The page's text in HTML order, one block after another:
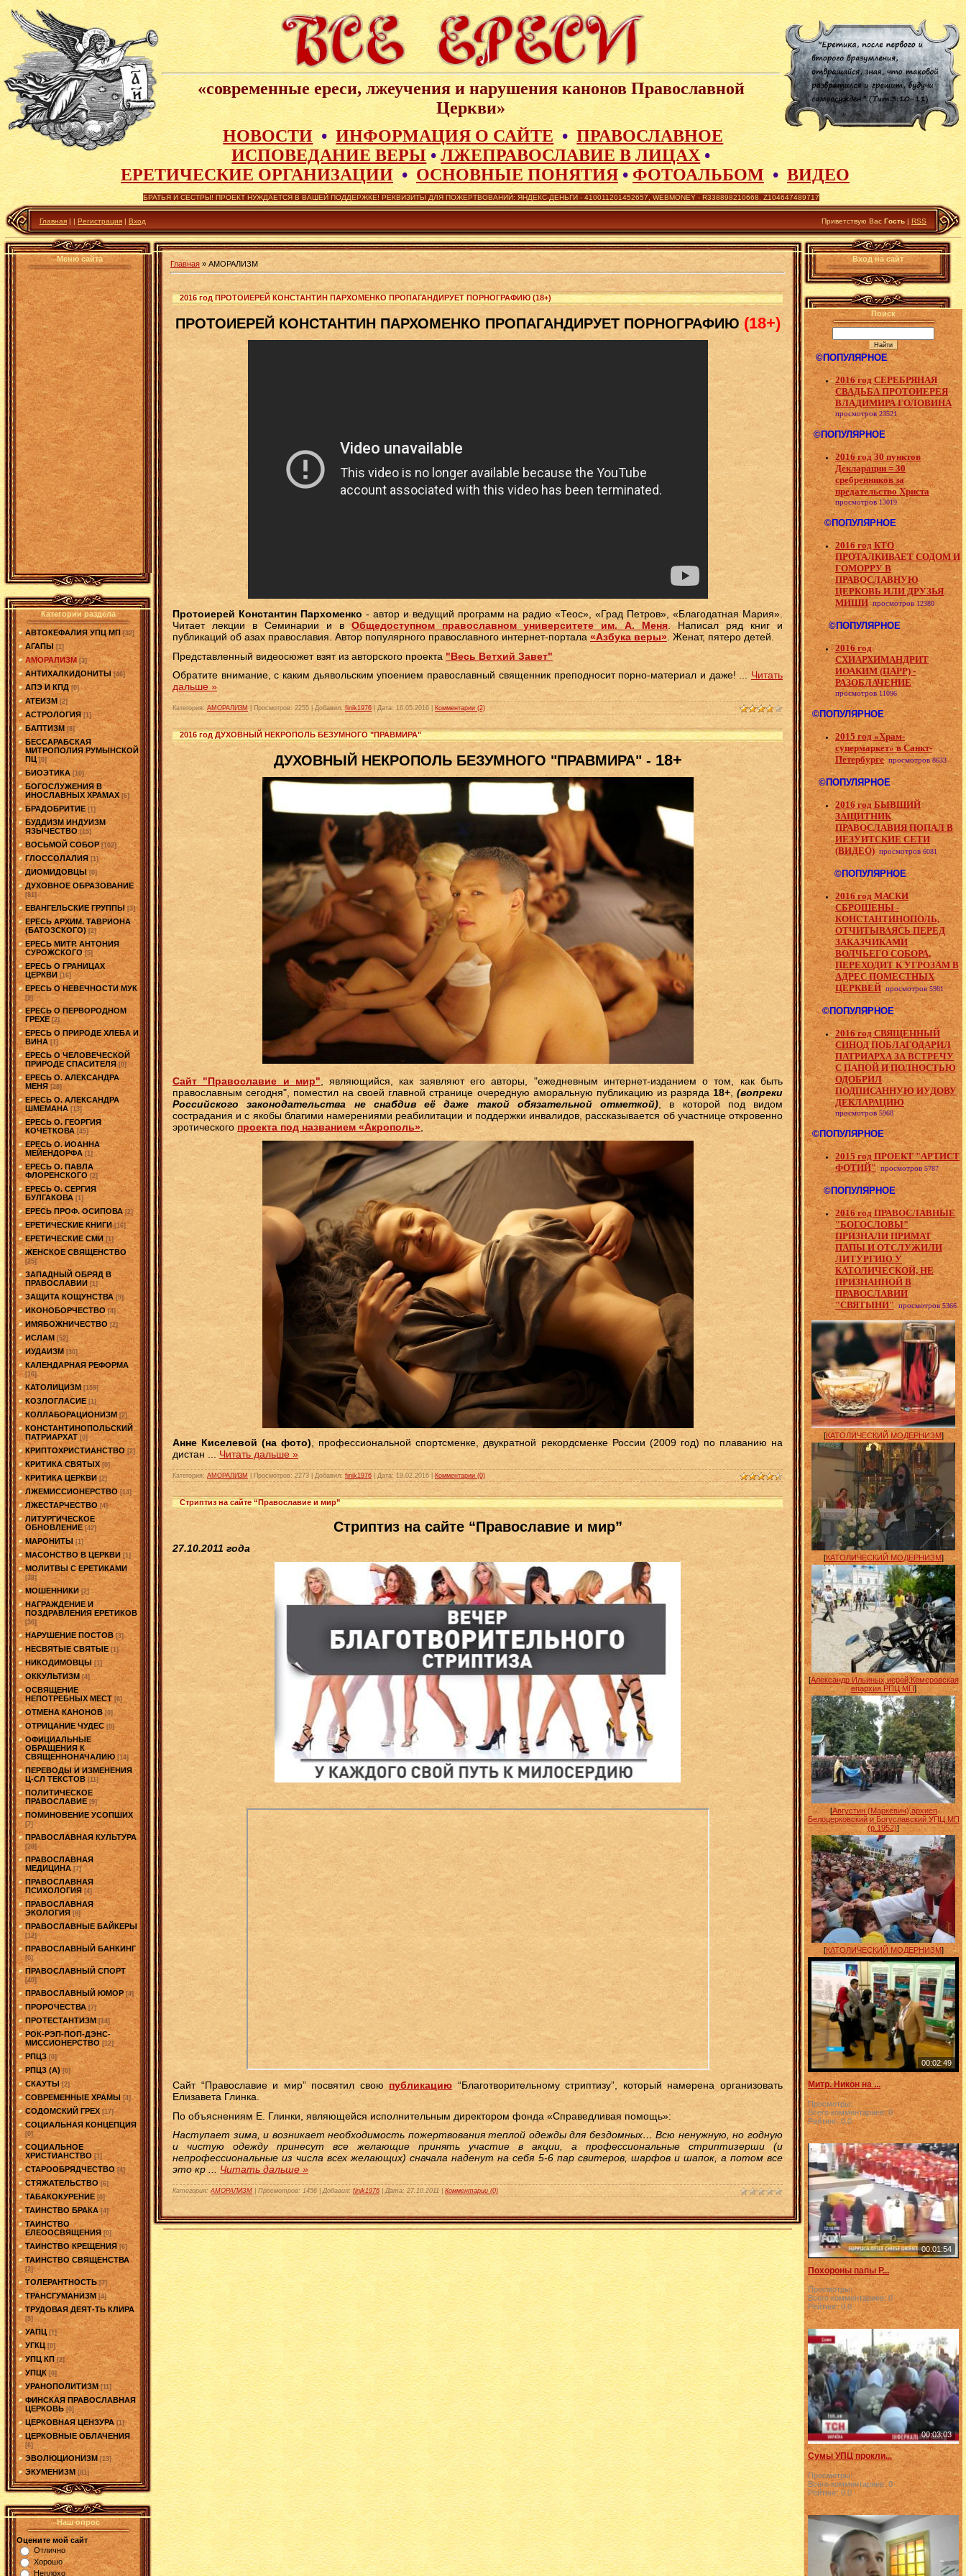
«современные ереси, лжеучения и нарушения канонов Православной
Церкви»
НОВОСТИ• ИНФОРМАЦИЯ О САЙТЕ • ПРАВОСЛАВНОЕ
ИСПОВЕДАНИЕ ВЕРЫ•ЛЖЕПРАВОСЛАВИЕ В ЛИЦАХ•
ЕРЕТИЧЕСКИЕ ОРГАНИЗАЦИИ •ОСНОВНЫЕ ПОНЯТИЯ• ФОТОАЛЬБОМ• ВИДЕО
БРАТЬЯ И СЕСТРЫ! ПРОЕКТ НУЖДАЕТСЯ В ВАШЕЙ ПОДДЕРЖКЕ! РЕКВИЗИТЫ ДЛЯ ПОЖЕРТВОВАНИЙ: ЯНДЕКС-ДЕНЬГИ - 410011201452657, WEBMONEY - R338898210668, Z104647489717
Главная | | Регистрация | Вход Приветствую Вас Гость | RSS
Меню сайта
Категории раздела
АВТОКЕФАЛИЯ УПЦ МП [32]
АГАПЫ [1]
АМОРАЛИЗМ [3]
АНТИХАЛКИДОНИТЫ [46]
АПЭ И КПД [0]
АТЕИЗМ [2]
АСТРОЛОГИЯ [1]
БАПТИЗМ [8]
БЕССАРАБСКАЯ
МИТРОПОЛИЯ РУМЫНСКОЙ
ПЦ [0]
БИОЭТИКА [10]
БОГОСЛУЖЕНИЯ В
ИНОСЛАВНЫХ ХРАМАХ [6]
БРАДОБРИТИЕ [1]
БУДДИЗМ ИНДУИЗМ
ЯЗЫЧЕСТВО [15]
ВОСЬМОЙ СОБОР [102]
ГЛОССОЛАЛИЯ [1]
ДИОМИДОВЦЫ [0]
ДУХОВНОЕ ОБРАЗОВАНИЕ
[81]
ЕВАНГЕЛЬСКИЕ ГРУППЫ [3]
ЕРЕСЬ АРХИМ. ТАВРИОНА
(БАТОЗСКОГО) [2]
ЕРЕСЬ МИТР. АНТОНИЯ
СУРОЖСКОГО [5]
ЕРЕСЬ О ГРАНИЦАХ
ЦЕРКВИ [16]
ЕРЕСЬ О НЕВЕЧНОСТИ МУК
[9]
ЕРЕСЬ О ПЕРВОРОДНОМ
ГРЕХЕ [2]
ЕРЕСЬ О ПРИРОДЕ ХЛЕБА И
ВИНА [1]
ЕРЕСЬ О ЧЕЛОВЕЧЕСКОЙ
ПРИРОДЕ СПАСИТЕЛЯ [0]
ЕРЕСЬ О. АЛЕКСАНДРА
МЕНЯ [28]
ЕРЕСЬ О. АЛЕКСАНДРА
ШМЕМАНА [13]
ЕРЕСЬ О. ГЕОРГИЯ
КОЧЕТКОВА [45]
ЕРЕСЬ О. ИОАННА
МЕЙЕНДОРФА [1]
ЕРЕСЬ О. ПАВЛА
ФЛОРЕНСКОГО [2]
ЕРЕСЬ О. СЕРГИЯ
БУЛГАКОВА [1]
ЕРЕСЬ ПРОФ. ОСИПОВА [2]
ЕРЕТИЧЕСКИЕ КНИГИ [16]
ЕРЕТИЧЕСКИЕ СМИ [1]
ЖЕНСКОЕ СВЯЩЕНСТВО
[25]
ЗАПАДНЫЙ ОБРЯД В
ПРАВОСЛАВИИ [1]
ЗАЩИТА КОЩУНСТВА [9]
ИКОНОБОРЧЕСТВО [4]
ИМЯБОЖНИЧЕСТВО [2]
ИСЛАМ [52]
ИУДАИЗМ [30]
КАЛЕНДАРНАЯ РЕФОРМА
[16]
КАТОЛИЦИЗМ [159]
КОЗЛОГЛАСИЕ [1]
КОЛЛАБОРАЦИОНИЗМ [2]
КОНСТАНТИНОПОЛЬСКИЙ
ПАТРИАРХАТ [0]
КРИПТОХРИСТИАНСТВО [2]
КРИТИКА СВЯТЫХ [0]
КРИТИКА ЦЕРКВИ [2]
ЛЖЕМИССИОНЕРСТВО [14]
ЛЖЕСТАРЧЕСТВО [4]
ЛИТУРГИЧЕСКОЕ
ОБНОВЛЕНИЕ [42]
МАРОНИТЫ [1]
МАСОНСТВО В ЦЕРКВИ [1]
МОЛИТВЫ С ЕРЕТИКАМИ
[38]
МОШЕННИКИ [2]
НАГРАЖДЕНИЕ И
ПОЗДРАВЛЕНИЯ ЕРЕТИКОВ
[36]
НАРУШЕНИЕ ПОСТОВ [3]
НЕСВЯТЫЕ СВЯТЫЕ [1]
НИКОДИМОВЦЫ [1]
ОККУЛЬТИЗМ [4]
ОСВЯЩЕНИЕ
НЕПОТРЕБНЫХ МЕСТ [6]
ОТМЕНА КАНОНОВ [0]
ОТРИЦАНИЕ ЧУДЕС [0]
ОФИЦИАЛЬНЫЕ
ОБРАЩЕНИЯ К
СВЯЩЕННОНАЧАЛИЮ [14]
ПЕРЕВОДЫ И ИЗМЕНЕНИЯ
Ц-СЛ ТЕКСТОВ [11]
ПОЛИТИЧЕСКОЕ
ПРАВОСЛАВИЕ [9]
ПОМИНОВЕНИЕ УСОПШИХ
[7]
ПРАВОСЛАВНАЯ КУЛЬТУРА
[28]
ПРАВОСЛАВНАЯ
МЕДИЦИНА [7]
ПРАВОСЛАВНАЯ
ПСИХОЛОГИЯ [4]
ПРАВОСЛАВНАЯ
ЭКОЛОГИЯ [8]
ПРАВОСЛАВНЫЕ БАЙКЕРЫ
[12]
ПРАВОСЛАВНЫЙ БАНКИНГ
[0]
ПРАВОСЛАВНЫЙ СПОРТ
[40]
ПРАВОСЛАВНЫЙ ЮМОР [4]
ПРОРОЧЕСТВА [7]
ПРОТЕСТАНТИЗМ [14]
РОК-РЭП-ПОП-ДЭНС-
МИССИОНЕРСТВО [12]
РПЦЗ [0]
РПЦЗ (А) [0]
СКАУТЫ [2]
СОВРЕМЕННЫЕ ХРАМЫ [4]
СОДОМСКИЙ ГРЕХ [17]
СОЦИАЛЬНАЯ КОНЦЕПЦИЯ
[0]
СОЦИАЛЬНОЕ
ХРИСТИАНСТВО [1]
СТАРООБРЯДЧЕСТВО [4]
СТЯЖАТЕЛЬСТВО [6]
ТАБАКОКУРЕНИЕ [0]
ТАИНСТВО БРАКА [4]
ТАИНСТВО
ЕЛЕООСВЯЩЕНИЯ [0]
ТАИНСТВО КРЕЩЕНИЯ [6]
ТАИНСТВО СВЯЩЕНСТВА
[2]
ТОЛЕРАНТНОСТЬ [7]
ТРАНСГУМАНИЗМ [4]
ТРУДОВАЯ ДЕЯТ-ТЬ КЛИРА
[5]
УАПЦ [1]
УГКЦ [0]
УПЦ КП [2]
УПЦК [0]
УРАНОПОЛИТИЗМ [11]
ФИНСКАЯ ПРАВОСЛАВНАЯ
ЦЕРКОВЬ [0]
ЦЕРКОВНАЯ ЦЕНЗУРА [1]
ЦЕРКОВНЫЕ ОБЛАЧЕНИЯ
[6]
ЭВОЛЮЦИОНИЗМ [13]
ЭКУМЕНИЗМ [81]
Наш опрос
Оцените мой сайт
Отлично
Хорошо
Неплохо
Главная » АМОРАЛИЗМ
2016 год ПРОТОИЕРЕЙ КОНСТАНТИН ПАРХОМЕНКО ПРОПАГАНДИРУЕТ ПОРНОГРАФИЮ (18+)
ПРОТОИЕРЕЙ КОНСТАНТИН ПАРХОМЕНКО ПРОПАГАНДИРУЕТ ПОРНОГРАФИЮ (18+)
Протоиерей Константин Пархоменко - автор и ведущий программ на радио «Теос», «Град Петров», «Благодатная Мария».
Читает лекции в Семинарии и вОбщедоступном православном университете им. А. Меня. Написал ряд книг и
публикаций об азах православия. Автор популярного православного интернет-портала «Азбука веры» . Женат, пятеро детей.
Представленный видеосюжет взят из авторского проекта "Весь Ветхий Завет"
Обратите внимание, с каким дьявольским упоением православный священник преподносит порно-материал и даже! ... Читать
дальше »
Категория: АМОРАЛИЗМ Просмотров: 2255 |Добавил: finik1976 Дата: 16.05.2016 Комментарии (2)
2016 год ДУХОВНЫЙ НЕКРОПОЛЬ БЕЗУМНОГО "ПРАВМИРА"
ДУХОВНЫЙ НЕКРОПОЛЬ БЕЗУМНОГО "ПРАВМИРА" - 18+
Сайт "Православие и мир" , являющийся, как заявляют его авторы, "ежедневным интернет-изданием о том, как быть
православным сегодня", поместил на своей главной странице очередную аморальную публикацию из разряда 18+, (вопреки
Российского законодательства не снабдив её даже такой обязательной отметкой) , в которой под видом
сострадания и с якобы благими намерениями реабилитации и поддержки инвалидов, рассказывается об участнице откровенно
эротического проекта под названием «Акрополь»
Анне Киселевой (на фото), профессиональной спортсменке, двукратной рекордсменке России (2009 год) по плаванию на
дистан ... Читать дальше »
Категория: АМОРАЛИЗМ Просмотров: 2273 Добавил: finik1976 Дата: 19.02.2016 Комментарии (0)
Стриптиз на сайте “Православие и мир”
Стриптиз на сайте “Православие и мир”
27.10.2011 года
Сайт “Православие и мир” посвятил свою публикацию “Благотворительному стриптизу”, который намерена организовать
Елизавета Глинка.
По объяснениям Е. Глинки, являющейся исполнительным директором фонда «Справедливая помощь»:
Наступает зима, и возникает необходимость пожертвования теплой одежды для бездомных… Всю ненужную, но годную
и чистую одежду принесут все желающие принять участие в акции, а профессиональные стриптизерши (и
непрофессиональные из числа всех желающих) сначала наденут на себя 5-6 пар свитеров, шарфов и шапок, а потом все
это кр ... Читать дальше »
Категория: АМОРАЛИЗМ Просмотров: 1456 Добавил: finik1976 Дата: 27.10.2011 Комментарии (0)
Вход на сайт
Поиск
©ПОПУЛЯРНОЕ
2016 год СЕРЕБРЯНАЯ
СВАДЬБА ПРОТОИЕРЕЯ
ВЛАДИМИРА ГОЛОВИНА
просмотров 23521
©ПОПУЛЯРНОЕ
2016 год 30 пунктов
Декларации = 30
сребренников за
предательство Христа
просмотров 13019
©ПОПУЛЯРНОЕ
2016 год КТО
ПРОТАЛКИВАЕТ СОДОМ И
ГОМОРРУ В
ПРАВОСЛАВНУЮ
ЦЕРКОВЬ ИЛИ ДРУЗЬЯ
МИШИ просмотров 12380
©ПОПУЛЯРНОЕ
2016 год
СХИАРХИМАНДРИТ
ИОАКИМ (ПАРР) -
РАЗОБЛАЧЕНИЕ
просмотров 11096
©ПОПУЛЯРНОЕ
2015 год «Храм-
супермаркет» в Санкт-
Петербурге просмотров8633
©ПОПУЛЯРНОЕ
2016 год БЫВШИЙ
ЗАЩИТНИК
ПРАВОСЛАВИЯ ПОПАЛ В
ИЕЗУИТСКИЕ СЕТИ
(ВИДЕО) просмотров6081
©ПОПУЛЯРНОЕ
2016 год МАСКИ
СБРОШЕНЫ -
КОНСТАНТИНОПОЛЬ,
ОТЧИТЫВАЯСЬ ПЕРЕД
ЗАКАЗЧИКАМИ
ВОЛЧЬЕГО СОБОРА,
ПЕРЕХОДИТ К УГРОЗАМ В
АДРЕС ПОМЕСТНЫХ
ЦЕРКВЕЙ просмотров5981
©ПОПУЛЯРНОЕ
2016 год СВЯЩЕННЫЙ
СИНОД ПОБЛАГОДАРИЛ
ПАТРИАРХА ЗА ВСТРЕЧУ
С ПАПОЙ И ПОЛНОСТЬЮ
ОДОБРИЛ
ПОДПИСАННУЮ ИУДОВУ
ДЕКЛАРАЦИЮ
просмотров 5968
©ПОПУЛЯРНОЕ
2015 год ПРОЕКТ "АРТИСТ
ФОТИЙ" просмотров5787
©ПОПУЛЯРНОЕ
2016 год ПРАВОСЛАВНЫЕ
"БОГОСЛОВЫ"
ПРИЗНАЛИ ПРИМАТ
ПАПЫ И ОТСЛУЖИЛИ
ЛИТУРГИЮ У
КАТОЛИЧЕСКОЙ, НЕ
ПРИЗНАННОЙ В
ПРАВОСЛАВИИ
"СВЯТЫНИ"
просмотров5366
[КАТОЛИЧЕСКИЙ МОДЕРНИЗМ]
[КАТОЛИЧЕСКИЙ МОДЕРНИЗМ]
[Александр Ильиных,иерей,Кемеровская
епархия РПЦ МП]
[Августин (Маркевич),архиеп
Белоцерковский и Богуславский УПЦ МП
(р.1952)]
[КАТОЛИЧЕСКИЙ МОДЕРНИЗМ]
00:02:49
Митр. Никон на ...
Просмотры:
Всего комментариев:0
Рейтинг: 0.0
00:01:54
Похороны папы Р...
Просмотры:
Всего комментариев: 0
Рейтинг:0.0
00:03:03
Сумы УПЦ прокли...
Просмотры:
Всего комментариев:0
Рейтинг:0.0